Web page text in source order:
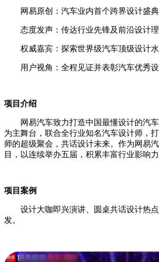
网易原创：汽车业内首个跨界设计盛典
态度发声：传达行业先锋及前沿设计
权威嘉宾：探索世界级汽车顶级设计
用户视角：全程见证并表彰汽车优秀
项目介绍
网易汽车致力打造中国最懂设计的汽
为主舞台，联合全行业知名汽车设计师，
师的超级聚会，共话设计未来。作为网易
目，以连续举办五届，积累丰富行业影响力
项目案例
设计大咖即兴演讲、圆桌共话设计热
发。